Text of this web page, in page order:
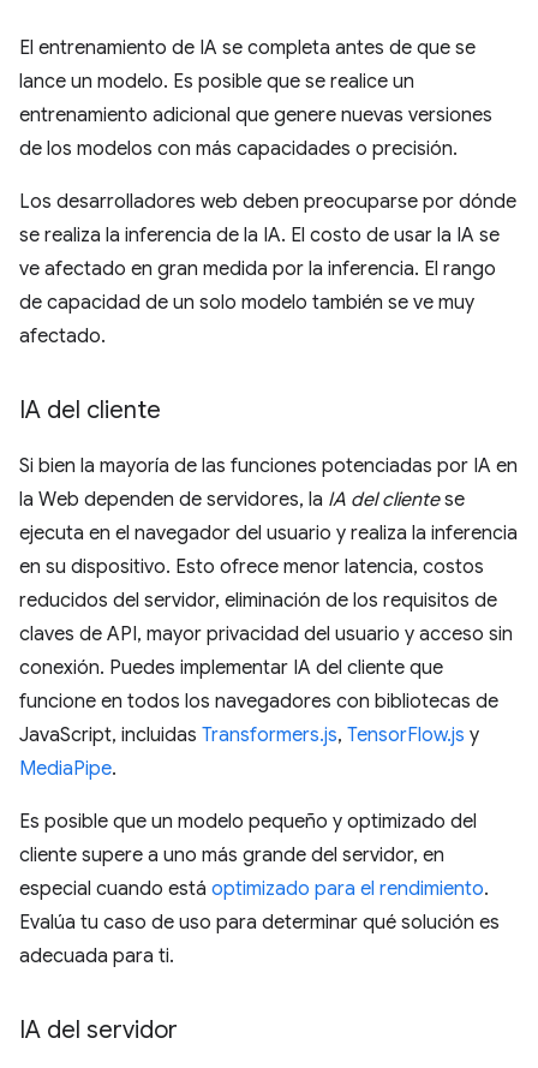
El entrenamiento de IA se completa antes de que se
lance un modelo. Es posible que se realice un
entrenamiento adicional que genere nuevas versiones
de los modelos con más capacidades o precisión.
Los desarrolladores web deben preocuparse por dónde
se realiza la inferencia de la IA. El costo de usar la IA se
ve afectado en gran medida por la inferencia. El rango
de capacidad de un solo modelo también se ve muy
afectado.
IA del cliente
Si bien la mayoría de las funciones potenciadas por IA en
la Web dependen de servidores, la IA del clientese
ejecuta en el navegador del usuario y realiza la inferencia
en su dispositivo. Esto ofrece menor latencia, costos
reducidos del servidor, eliminación de los requisitos de
claves de API, mayor privacidad del usuario y acceso sin
conexión. Puedes implementar IA del cliente que
funcione en todos los navegadores con bibliotecas de
JavaScript, incluidas Transformers.js, TensorFlow.js y
MediaPipe.
Es posible que un modelo pequeño y optimizado del
cliente supere a uno más grande del servidor, en
especial cuando está optimizado para el rendimiento.
Evalúa tu caso de uso para determinar qué solución es
adecuada para ti.
IA del servidor